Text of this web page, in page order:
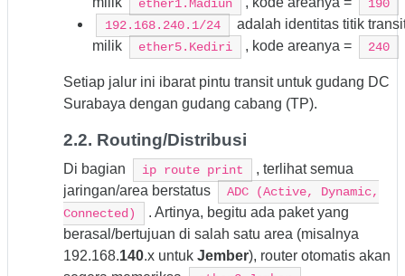
ether1.Madiun
190
192.168.240.1/24
adalah identitas titik
milik
ether5.Kediri , kode areanya = 240
Setiap jalur ini ibarat pintu transit untuk gudang DC
Surabaya dengan gudang cabang (TP).
2.2. Routing/Distribusi
Di bagian ip route print
, terlihat semua
jaringan/area berstatus
ADC (Active, Dynamic,
Connected)
. Artinya, begitu ada paket yang
berasal/bertujuan di salah satu area (misalnya
192.168.140.x untuk Jember), router otomatis akan